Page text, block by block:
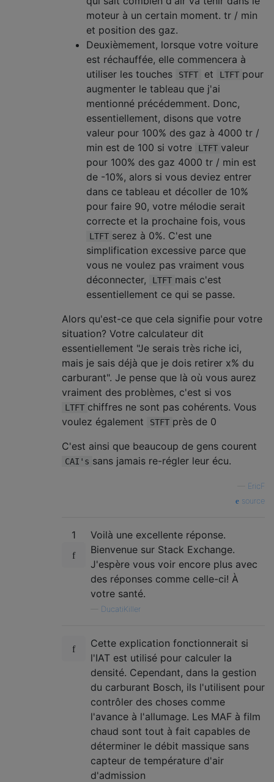
moteur à un certain moment. tr / min
et position des gaz.
Deuxièmement, lorsque votre voiture
est réchauffée, elle commencera à
utiliser les touches
STFT et LTFT pour
augmenter le tableau que j'ai
mentionné précédemment. Donc,
essentiellement, disons que votre
valeur pour 100% des gaz à 4000 tr /
min est de 100 si votre
LTFT valeur
pour 100% des gaz 4000 tr / min est
de -10%, alors si vous deviez entrer
dans ce tableau et décoller de 10%
pour faire 90, votre mélodie serait
correcte et la prochaine fois, vous
LTFT serez à 0%. C'est une
simplification excessive parce que
vous ne voulez pas vraiment vous
déconnecter,
LTFT mais c'est
essentiellement ce qui se passe.
Alors qu'est-ce que cela signifie pour votre
situation? Votre calculateur dit
essentiellement "Je serais très riche ici,
mais je sais déjà que je dois retirer x% du
carburant". Je pense que là où vous aurez
vraiment des problèmes, c'est si vos
LTFT chiffres ne sont pas cohérents. Vous
voulez également
STFT près de 0
C'est ainsi que beaucoup de gens courent
CAI's sans jamais re-régler leur écu.
EricF
source
1
Voilà une excellente réponse.
Bienvenue sur Stack Exchange.
J'espère vous voir encore plus avec
des réponses comme celle-ci! À
votre santé.
DucatiKiller
Cette explication fonctionnerait si
l'IAT est utilisé pour calculer la
densité. Cependant, dans la gestion
du carburant Bosch, ils l'utilisent pour
contrôler des choses comme
l'avance à l'allumage. Les MAF à film
chaud sont tout à fait capables de
déterminer le débit massique sans
capteur de température d'air
d'admission